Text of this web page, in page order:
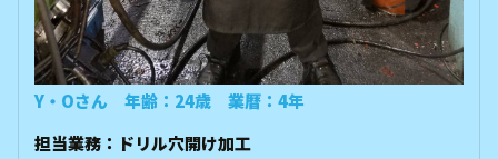
Y・Oさん 年齢：24歳 業暦：4年
担当業務：ドリル穴開け加工